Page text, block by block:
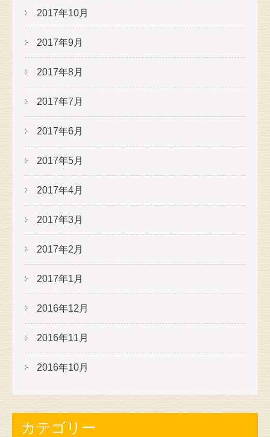
2017年10月
2017年9月
2017年8月
2017年7月
2017年6月
2017年5月
2017年4月
2017年3月
2017年2月
2017年1月
2016年12月
2016年11月
2016年10月
カテゴリー